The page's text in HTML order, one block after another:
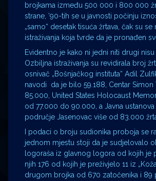
brojkama između 500 000 i 800 000
strane, ’90-tih se u javnosti počinju
„samo“ desetak tisuća žrtava, čak su se
istraživanja koja tvrde da je pronađen
Evidentno je kako ni jedni niti drugi nisu
Ozbiljna istraživanja su revidirala broj
osnivač „Bošnjačkog instituta“ Adil
navodi da je bilo 59.188, Centar Simon
85.000, United States Holocaust
od 77.000 do 90.000, a Javna
područje Jasenovac više od 83.000
I podaci o broju sudionika proboja se
jednom mjestu stoji da je sudjelovalo
logoraša iz glavnog logora od kojih je
njih 176 od kojih je preživjelo 11 iz
drugom brojka od 670 zatočenika i 89